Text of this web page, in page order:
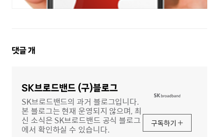
댓
댓글개
SK브로드밴드 (구)블로그
SK브로드밴드의 과거 블로그입니다.
본 블로그는 현재 운영되지 않으며, 최
신 소식은 SK브로드밴드 공식 블로그
에서 확인하실 수 있습니다.
구독하기